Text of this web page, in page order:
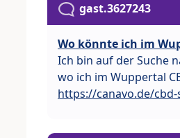
gast.3627243
Wo könnte ich im
Ich bin auf der Suche
wo ich im Wuppertal
https://canavo.de/